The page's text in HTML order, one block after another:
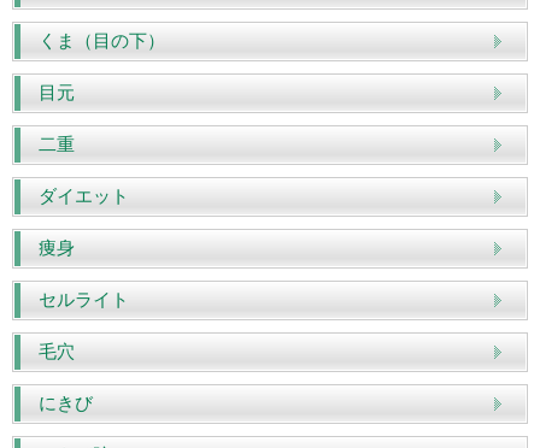
くま（目の下）
目元
二重
ダイエット
痩身
セルライト
毛穴
にきび